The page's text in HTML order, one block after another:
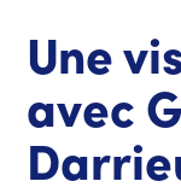
Une
avec